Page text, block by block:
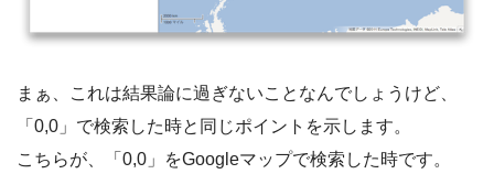
まぁ、これは結果論に過ぎないことなんでしょうけど、
「0,0」で検索した時と同じポイントを示します。
こちらが、「0,0」をGoogleマップで検索した時です。